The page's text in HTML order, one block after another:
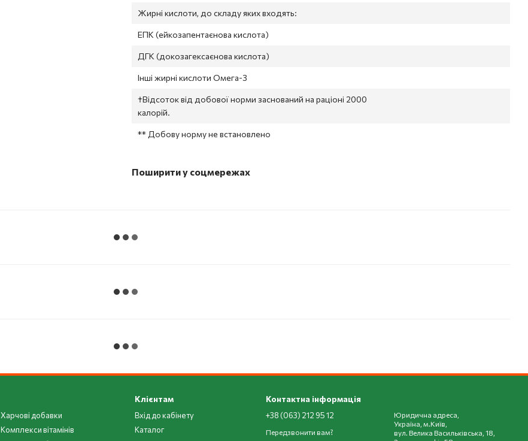
Жирні кислоти, до складу яких входять:
ЕПК (ейкозапентаєнова кислота)
ДГК (докозагексаєнова кислота)
Інші жирні кислоти Омега-3
†Відсоток від добової норми заснований на раціоні 2000
калорій.
** Добову норму не встановлено
Поширити у соцмережах
Харчові добавки
Комплекси вітамінів
Клієнтам
Вхід до кабінету
Каталог
Контактна інформація
+38 (063) 212 95 12
Передзвонити вам?
Юридична адреса,
Україна, м.Київ,
вул. Велика Васильківська, 18,